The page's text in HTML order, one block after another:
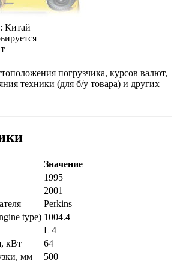
Китай
погрузчика, курсов валют,
техники (для б/у товара) и других
Значение
1995
2001
Perkins
type) 1004.4
L 4
кВт
64
мм
500